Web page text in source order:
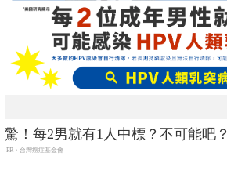
驚！每2男就有1人中標？不可能吧？
PR・台灣癌症基金會